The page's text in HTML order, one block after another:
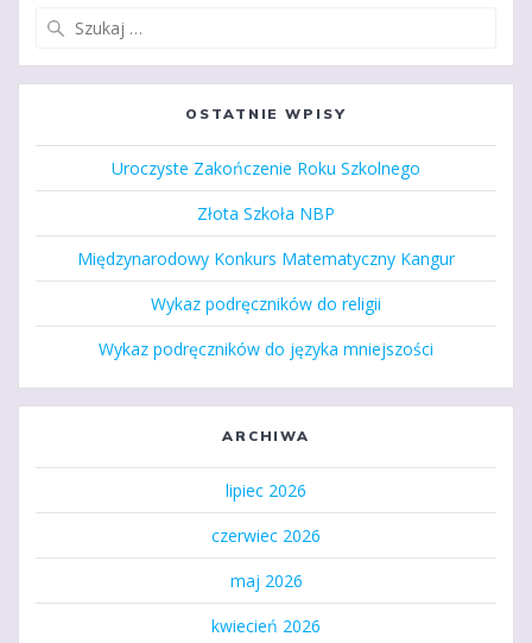
OSTATNIE WPISY
Uroczyste Zakończenie Roku Szkolnego
Złota Szkoła NBP
Międzynarodowy Konkurs Matematyczny Kangur
Wykaz podręczników do religii
Wykaz podręczników do języka mniejszości
ARCHIWA
lipiec 2026
czerwiec 2026
maj 2026
kwiecień 2026